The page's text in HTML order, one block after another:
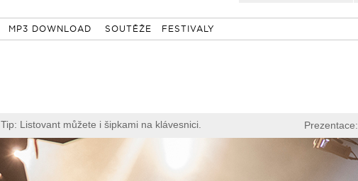
MP3 DOWNLOAD SOUTĚŽE FESTIVALY
Tip: Listovant můžete i šipkami na klávesnici. Prezentace: